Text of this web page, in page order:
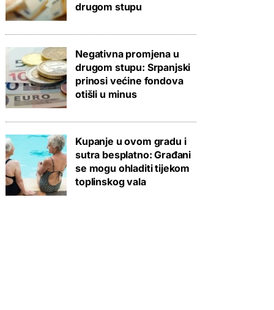
drugom stupu
Negativna promjena u
drugom stupu: Srpanjski
prinosi većine fondova
otišli u minus
Kupanje u ovom gradu i
sutra besplatno: Građani
se mogu ohladiti tijekom
toplinskog vala